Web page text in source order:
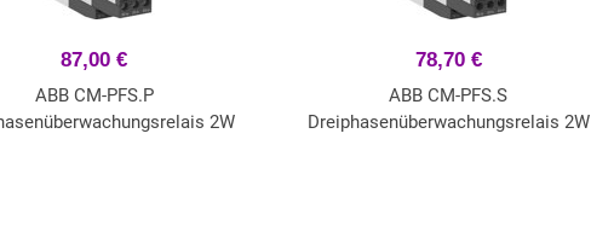
87,00 €
ABB CM-PFS.P
2W
78,70 €
ABB CM-PFS.S
Dreiphasenüberwachungsrelais 2W